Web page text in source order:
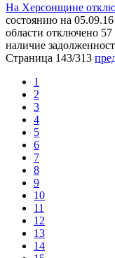
На Херсонщине
состоянию на
области отключено 57
наличие
Страница 143/313
1
2
3
4
5
6
7
8
9
10
11
12
13
14